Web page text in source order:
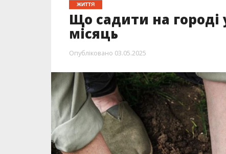
ЖИТТЯ
Що садити на городі
місяць
Опубліковано 03.05.2025